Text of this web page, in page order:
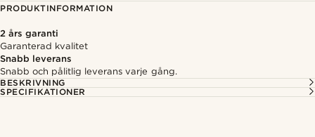
PRODUKTINFORMATION
2 års garanti
Garanterad kvalitet
Snabb leverans
Snabb och pålitlig leverans varje gång.
BESKRIVNING
SPECIFIKATIONER